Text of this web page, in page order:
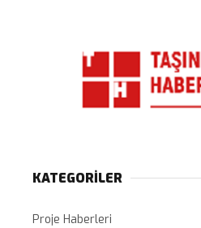
KATEGORİLER
Proje Haberleri